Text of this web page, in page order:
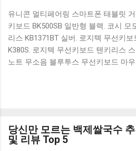
유니콘 멀티페어링 스마트폰 태블릿
키보드 BK500SB 일반형 블랙. 코시 모
리스 KB1371BT 실버. 로지텍 무선키
K380S. 로지텍 무선키보드 텐키리스
노트 무소음 블루투스 무선키보드 마우
혜택을 놓치지 마세요. 다양한 할인 혜
치지 않도록 먼저 확인해보세요. 추가
당신만 모르는 백제쌀국수
및 리뷰 Top 5